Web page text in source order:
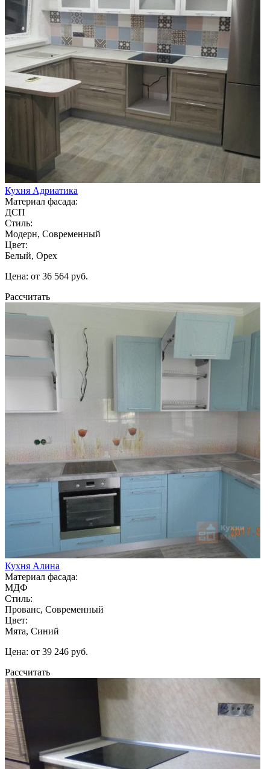
Кухня Адриатика
Материал фасада:
ДСП
Стиль:
Модерн, Современный
Цвет:
Белый, Орех
Цена: от 36 564 руб.
Рассчитать
Кухня Алина
Материал фасада:
МДФ
Стиль:
Прованс, Современный
Цвет:
Мята, Синий
Цена: от 39 246 руб.
Рассчитать